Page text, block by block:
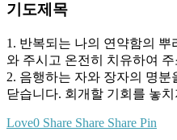
기도제목
1. 반복되는 나의 연약함의
와 주시고 온전히 치유하여 주
2. 음행하는 자와 장자의 명
닫습니다. 회개할 기회를 놓
Love0 Share Share Share Pin